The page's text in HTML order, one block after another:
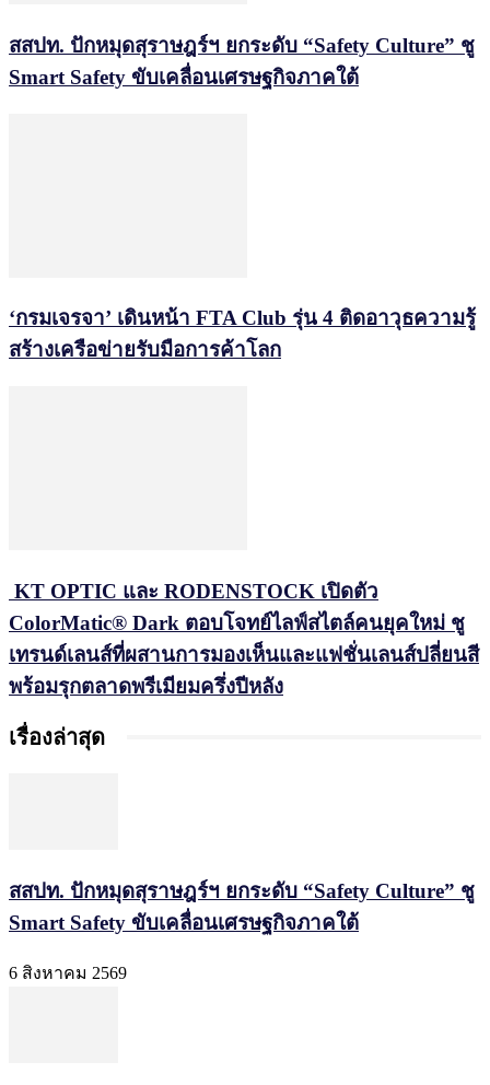
สสปท. ปักหมุดสุราษฎร์ฯ ยกระดับ “Safety Culture” ชู
Smart Safety ขับเคลื่อนเศรษฐกิจภาคใต้
‘กรมเจรจา’ เดินหน้า FTA Club รุ่น 4 ติดอาวุธความรู้
สร้างเครือข่ายรับมือการค้าโลก
KT OPTIC และ RODENSTOCK เปิดตัว
ColorMatic® Dark ตอบโจทย์ไลฟ์สไตล์คนยุคใหม่ ชู
เทรนด์เลนส์ที่ผสานการมองเห็นและแฟชั่นเลนส์ปลี่ยนสี
พร้อมรุกตลาดพรีเมียมครึ่งปีหลัง
เรื่องล่าสุด
สสปท. ปักหมุดสุราษฎร์ฯ ยกระดับ “Safety Culture” ชู
Smart Safety ขับเคลื่อนเศรษฐกิจภาคใต้
6 สิงหาคม 2569